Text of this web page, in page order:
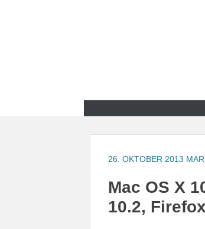
26. OKTOBER 2013
Mac OS X
10.2,